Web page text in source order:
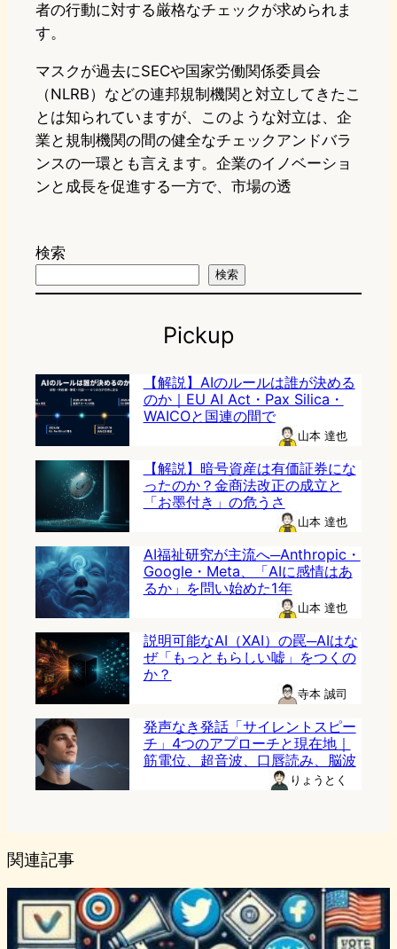
者の行動に対する厳格なチェックが求められま
す。
マスクが過去にSECや国家労働関係委員会
（NLRB）などの連邦規制機関と対立してきたこ
とは知られていますが、このような対立は、企
業と規制機関の間の健全なチェックアンドバラ
ンスの一環とも言えます。企業のイノベーショ
ンと成長を促進する一方で、市場の透
検索
検索
Pickup
【解説】AIのルールは誰が決める
のか｜EU AI Act・Pax Silica・
WAICOと国連の間で
山本 達也
【解説】暗号資産は有価証券にな
ったのか？金商法改正の成立と
「お墨付き」の危うさ
山本 達也
AI福祉研究が主流へ─Anthropic・
Google・Meta、「AIに感情はあ
るか」を問い始めた1年
山本 達也
説明可能なAI（XAI）の罠─AIはな
ぜ「もっともらしい嘘」をつくの
か？
寺本 誠司
発声なき発話「サイレントスピー
チ」4つのアプローチと現在地｜
筋電位、超音波、口唇読み、脳波
りょうとく
関連記事